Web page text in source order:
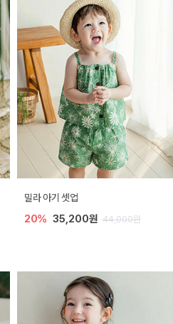
밀라 아기 셋업
20% 35,200원 44,000원